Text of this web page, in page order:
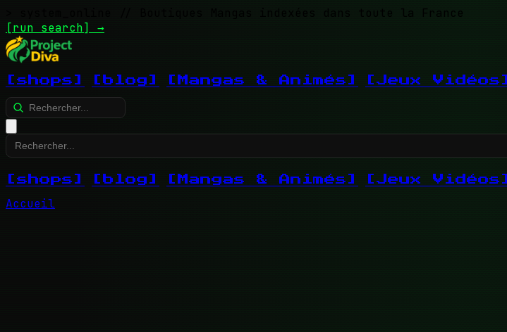
// Boutiques Mangas indexées dans toute la France
[run search] →
[shops] [blog] [Mangas & Animés] [Jeux Vidéos]
[shops] [blog] [Mangas & Animés] [Jeux Vidéos]
Accueil